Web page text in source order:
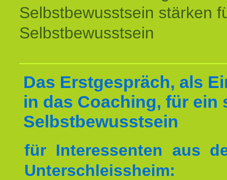
Selbstbewusstsein stärken
Selbstbewusstsein
Das Erstgespräch, als
in das Coaching, für ein
Selbstbewusstsein
für Interessenten aus
Unterschleissheim: